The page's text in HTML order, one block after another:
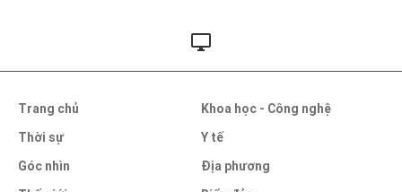
Trang chủ
Thời sự
Góc nhìn
Khoa học - Công nghệ
Y tế
Địa phương